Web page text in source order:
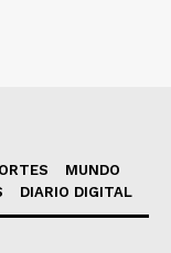
MUNDO
DIARIO DIGITAL